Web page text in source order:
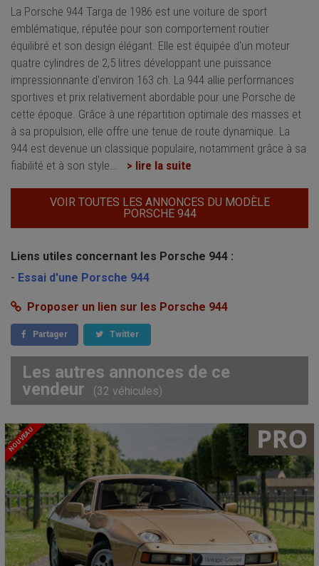
La Porsche 944 Targa de 1986 est une voiture de sport
emblématique, réputée pour son comportement routier
équilibré et son design élégant. Elle est équipée d'un moteur
quatre cylindres de 2,5 litres développant une puissance
impressionnante d'environ 163 ch. La 944 allie performances
sportives et prix relativement abordable pour une Porsche de
cette époque. Grâce à une répartition optimale des masses et
à sa propulsion, elle offre une tenue de route dynamique. La
944 est devenue un classique populaire, notamment grâce à sa
fiabilité et à son style… > lire la suite
VOIR TOUTES LES ANNONCES DU MODÈLE
PORSCHE 944
Liens utiles concernant les Porsche 944 :
- Essai d'une Porsche 944
Proposer un lien sur les Porsche 944
Partager Twitter
Les autres annonces de ce
vendeur
(32 véhicules)
NOUVEAU